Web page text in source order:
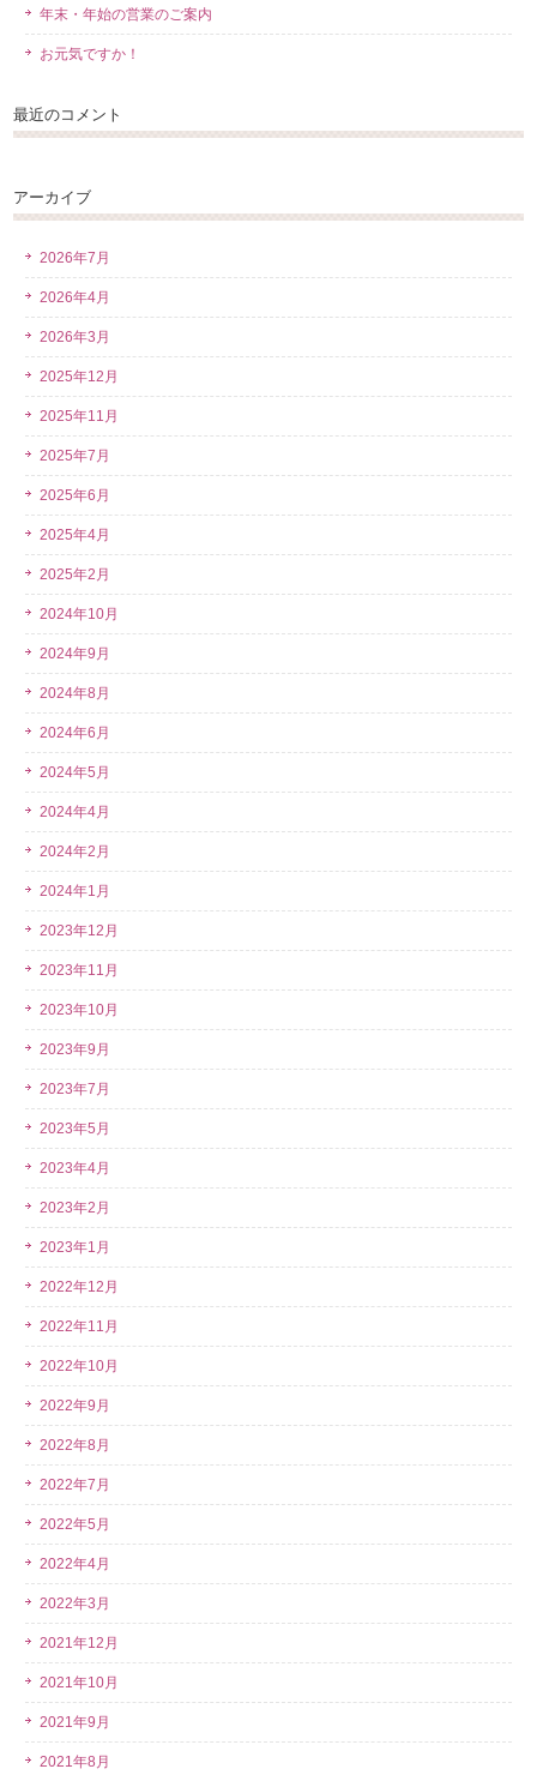
年末・年始の営業のご案内
お元気ですか！
最近のコメント
アーカイブ
2026年7月
2026年4月
2026年3月
2025年12月
2025年11月
2025年7月
2025年6月
2025年4月
2025年2月
2024年10月
2024年9月
2024年8月
2024年6月
2024年5月
2024年4月
2024年2月
2024年1月
2023年12月
2023年11月
2023年10月
2023年9月
2023年7月
2023年5月
2023年4月
2023年2月
2023年1月
2022年12月
2022年11月
2022年10月
2022年9月
2022年8月
2022年7月
2022年5月
2022年4月
2022年3月
2021年12月
2021年10月
2021年9月
2021年8月